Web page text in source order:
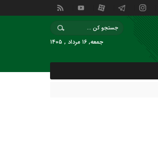
جمعه, ۱۶ مرداد , ۱۴۰۵